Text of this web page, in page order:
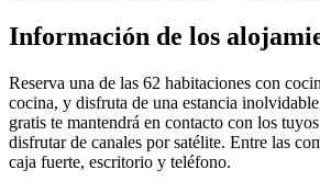
Información de los
Reserva una de las 62 habitaciones con
cocina, y disfruta de una estancia
gratis te mantendrá en contacto con los
disfrutar de canales por satélite. Entre las
caja fuerte, escritorio y teléfono.